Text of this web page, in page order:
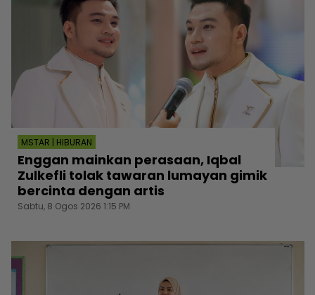
MSTAR | HIBURAN
Enggan mainkan perasaan, Iqbal
Zulkefli tolak tawaran lumayan gimik
bercinta dengan artis
Sabtu, 8 Ogos 2026 1:15 PM